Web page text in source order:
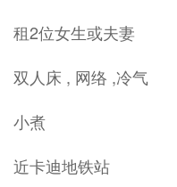
租2位女生或夫妻
双人床 , 网络 ,冷气
小煮
近卡迪地铁站